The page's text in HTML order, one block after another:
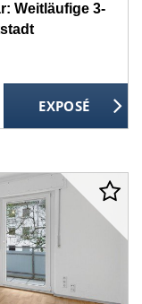
Weitläufige 3-